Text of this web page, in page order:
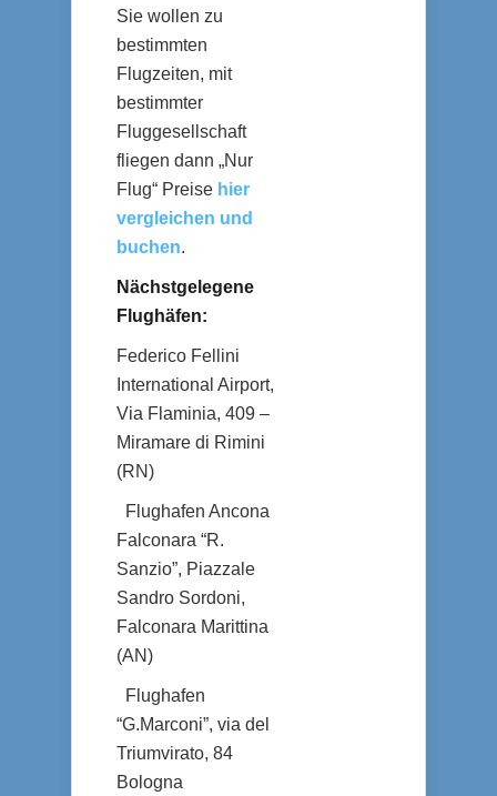
Sie wollen zu
bestimmten
Flugzeiten, mit
bestimmter
Fluggesellschaft
fliegen dann „Nur
Flug“ Preise hier
vergleichen und
buchen.
Nächstgelegene
Flughäfen:
Federico Fellini
International Airport,
Via Flaminia, 409 –
Miramare di Rimini
(RN)
Flughafen Ancona
Falconara “R.
Sanzio”, Piazzale
Sandro Sordoni,
Falconara Marittina
(AN)
Flughafen
“G.Marconi”, via del
Triumvirato, 84
Bologna